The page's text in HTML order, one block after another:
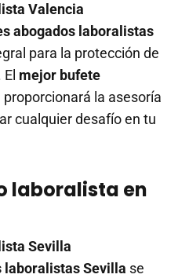
Valencia
abogados laboralistas
para la protección de
mejor bufete
proporcionará la asesoría
cualquier desafío en tu
laboralista en
Sevilla
laboralistas Sevilla se